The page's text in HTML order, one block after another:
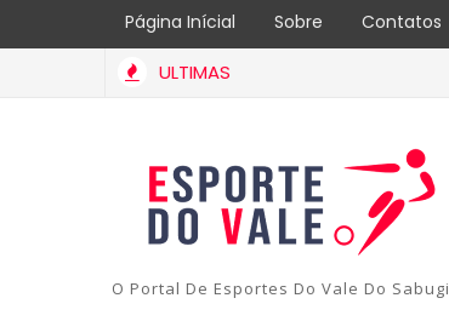
Página Inícial Sobre Contatos
ULTIMAS
O Portal De Esportes Do Vale Do Sabugi